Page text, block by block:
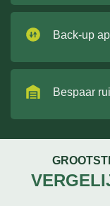
Back-up
Bespaar